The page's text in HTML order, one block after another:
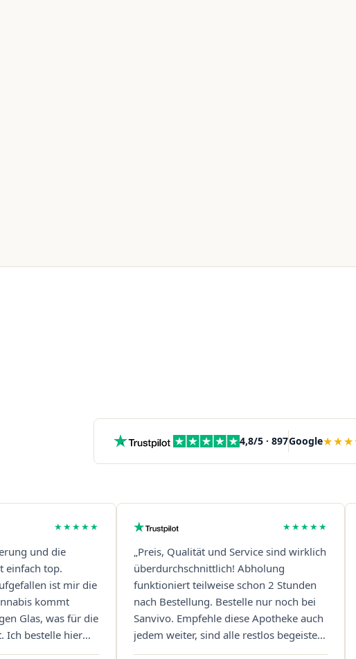
4,8/5 · 897Google
★★★★★
und die
einfach top.
ist mir die
kommt
Glas, was für die
Ich bestelle hier
★★★★★
„Preis, Qualität und Service sind wirklich
überdurchschnittlich! Abholung
funktioniert teilweise schon 2 Stunden
nach Bestellung. Bestelle nur noch bei
Sanvivo. Empfehle diese Apotheke auch
jedem weiter, sind alle restlos begeistert.
Immer wieder gern!"